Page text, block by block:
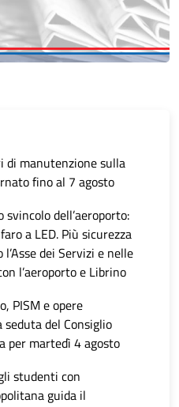
di manutenzione sulla
fino al 7 agosto
dell’aeroporto:
a LED. Più sicurezza
dei Servizi e nelle
l’aeroporto e Librino
PISM e opere
del Consiglio
per martedì 4 agosto
studenti con
guida il